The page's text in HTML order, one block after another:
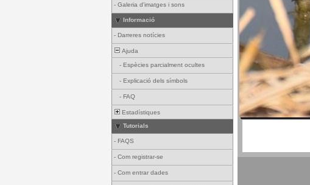
- Galeria d'imatges i sons
Informació
- Darreres notícies
Ajuda
- Espècies parcialment ocultes
- Explicació dels símbols
- FAQ
Estadístiques
Tutorials
- FAQS
- Com registrar-se
- Com entrar dades